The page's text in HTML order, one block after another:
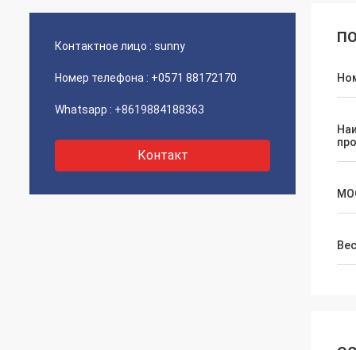
Контактное лицо : sunny
Номер телефона : +0571 88172170
Whatsapp : +8619884188363
Контакт
Вес